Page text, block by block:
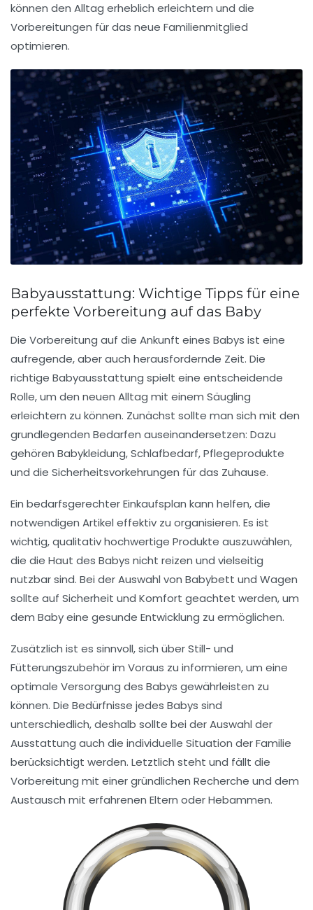
können den Alltag erheblich erleichtern und die
Vorbereitungen für das neue Familienmitglied
optimieren.
Babyausstattung: Wichtige Tipps für eine
perfekte Vorbereitung auf das Baby
Die Vorbereitung auf die Ankunft eines Babys ist eine
aufregende, aber auch herausfordernde Zeit. Die
richtige Babyausstattung spielt eine entscheidende
Rolle, um den neuen Alltag mit einem Säugling
erleichtern zu können. Zunächst sollte man sich mit den
grundlegenden Bedarfen auseinandersetzen: Dazu
gehören Babykleidung, Schlafbedarf, Pflegeprodukte
und die Sicherheitsvorkehrungen für das Zuhause.
Ein bedarfsgerechterEinkaufsplan kann helfen, die
notwendigen Artikel effektiv zu organisieren. Es ist
wichtig, qualitativ hochwertige Produkte auszuwählen,
die die Haut des Babys nicht reizen und vielseitig
nutzbar sind. Bei der Auswahl von Babybett und Wagen
sollte auf Sicherheit und Komfort geachtet werden, um
dem Baby eine gesunde Entwicklung zu ermöglichen.
Zusätzlich ist es sinnvoll, sich überStill- und
Fütterungszubehörim Voraus zu informieren, um eine
optimale Versorgung des Babys gewährleisten zu
können. Die Bedürfnisse jedes Babys sind
unterschiedlich, deshalb sollte bei der Auswahl der
Ausstattung auch die individuelle Situation der Familie
berücksichtigt werden. Letztlich steht und fällt die
Vorbereitung mit einer gründlichen Recherche und dem
Austausch mit erfahrenen Eltern oder Hebammen.